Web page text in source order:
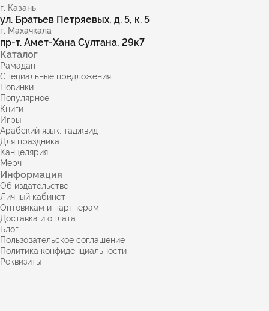
г. Казань
ул. Братьев Петряевых, д. 5, к. 5
г. Махачкала
пр-т. Амет-Хана Султана, 29к7
Каталог
Рамадан
Специальные предложения
Новинки
Популярное
Книги
Игры
Арабский язык, таджвид
Для праздника
Канцелярия
Мерч
Информация
Об издательстве
Личный кабинет
Оптовикам и партнерам
Доставка и оплата
Блог
Пользовательское соглашение
Политика конфиденциальности
Реквизиты